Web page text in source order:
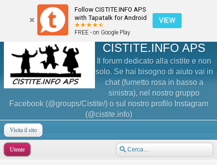
Follow CISTITE.INFO APS
with Tapatalk for Android
FREE - on Google Play
VIEW
CISTITE.INFO APS
Il forum dedicato alla cistite e non
solo. Se hai bisogno di aiuto vai in
chat (fumetto rosa in basso a
sinistra), nel nostro gruppo
Facebook (@groups/Cistite/) o sul nostro profilo Instagram
(@cistite.info)
Visita il sito
Utente